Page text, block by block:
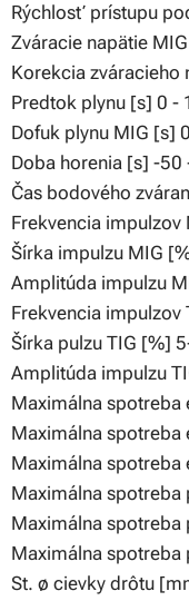
Rýchlosť prístupu
Zváracie napätie
Korekcia zváracieho
Predtok plynu [s] 0 -
Dofuk plynu MIG [s]
Doba horenia [s] -50
Čas bodového
Frekvencia impulzov
Šírka impulzu MIG
Amplitúda impulzu
Frekvencia
Šírka pulzu TIG [%]
Amplitúda impulzu
Maximálna spotreba
Maximálna spotreba
Maximálna spotreba
Maximálna
Maximálna spotreba
Maximálna
St. ø cievky drôtu